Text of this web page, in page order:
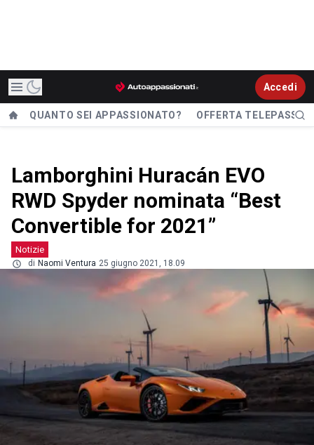
Accedi
QUANTO SEI APPASSIONATO? OFFERTA TELEPASS
Lamborghini Huracán EVO
RWD Spyder nominata “Best
Convertible for 2021”
Notizie
di Naomi Ventura 25 giugno 2021, 18.09